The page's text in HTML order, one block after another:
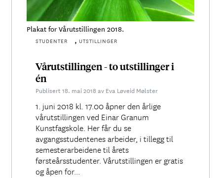
Plakat for Vårutstillingen 2018.
STUDENTER , UTSTILLINGER
Vårutstillingen - to utstillinger i
én
Publisert 18. mai 2018 av Eva Løveid Mølster
1. juni 2018 kl. 17.00 åpner den årlige
vårutstillingen ved Einar Granum
Kunstfagskole. Her får du se
avgangsstudentenes arbeider, i tillegg til
semesterarbeidene til årets
førsteårsstudenter. Vårutstillingen er gratis
og åpen for...